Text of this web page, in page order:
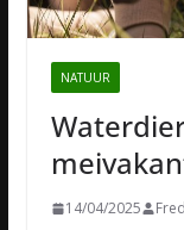
NATUUR
14/04/2025